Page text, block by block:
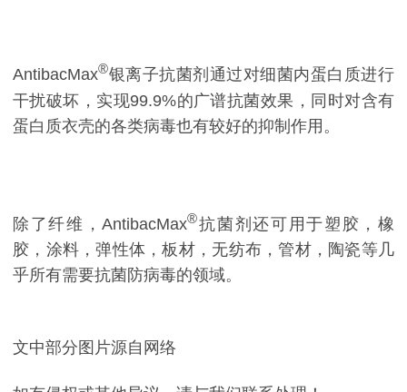
AntibacMax®银离子抗菌剂通过对细菌内蛋白质进行
干扰破坏，实现99.9%的广谱抗菌效果，同时对含有
蛋白质衣壳的各类病毒也有较好的抑制作用。
除了纤维，AntibacMax®抗菌剂还可用于塑胶，橡
胶，涂料，弹性体，板材，无纺布，管材，陶瓷等几
乎所有需要抗菌防病毒的领域。
文中部分图片源自网络